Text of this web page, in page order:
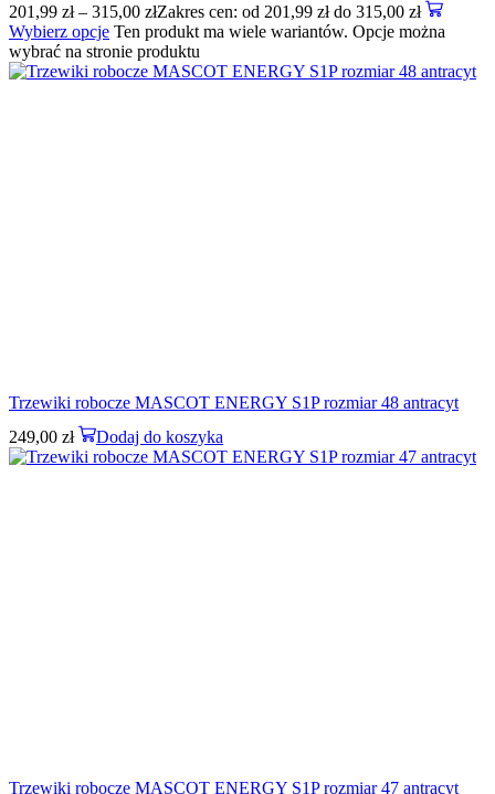
201,99 zł – 315,00 złZakres cen: od 201,99 zł do 315,00 zł
Wybierz opcje Ten produkt ma wiele wariantów. Opcje można
wybrać na stronie produktu
Trzewiki robocze MASCOT ENERGY S1P rozmiar 48 antracyt
249,00 zł Dodaj do koszyka
Trzewiki robocze MASCOT ENERGY S1P rozmiar 47 antracyt